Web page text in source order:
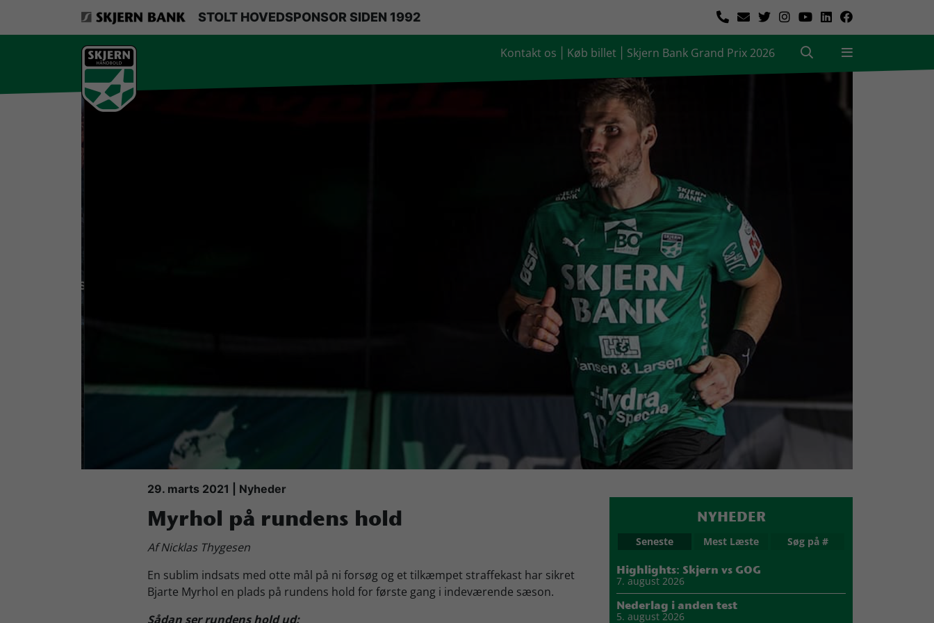
STOLT HOVEDSPONSOR SIDEN 1992
Kontakt os Køb billet Skjern Bank Grand Prix 2026
VerdensMindsteStorklub
29. marts 2021 | Nyheder
Myrhol på rundens hold
Af Nicklas Thygesen
En sublim indsats med otte mål på ni forsøg og et tilkæmpet straffekast har sikret
Bjarte Myrhol en plads på rundens hold for første gang i indeværende sæson.
Sådan ser rundens hold ud:
NYHEDER
Seneste Mest Læste Søg på #
Highlights: Skjern vs GOG
7. august 2026
Nederlag i anden test
5. august 2026